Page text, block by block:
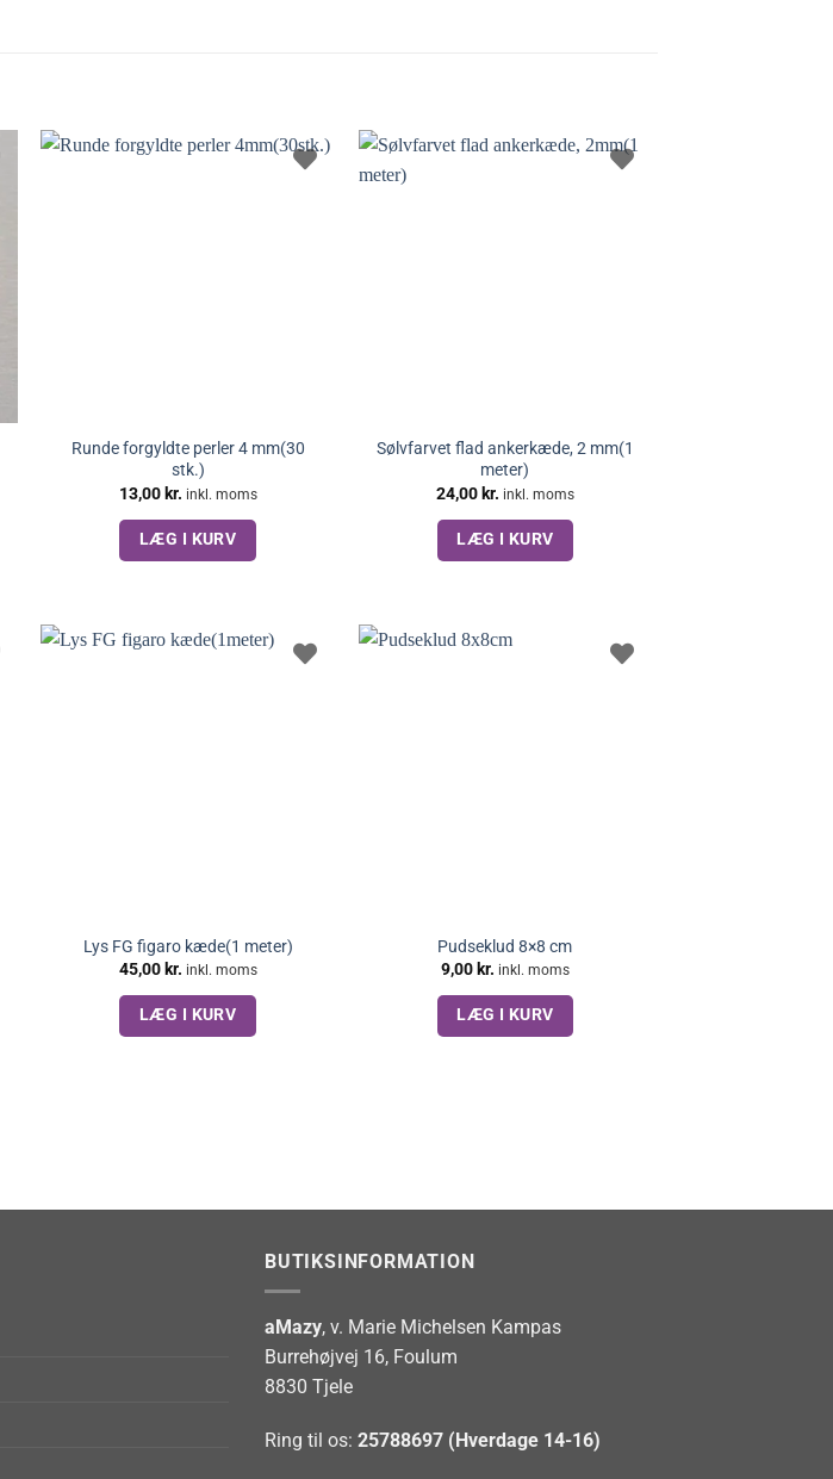
Runde forgyldte perler 4 mm(30
stk.)
13,00 kr. inkl. moms
LÆG I KURV
Sølvfarvet flad ankerkæde, 2 mm(1
meter)
24,00 kr. inkl. moms
LÆG I KURV
Lys FG figaro kæde(1 meter)
45,00 kr. inkl. moms
LÆG I KURV
Pudseklud 8×8 cm
9,00 kr. inkl. moms
LÆG I KURV
BUTIKSINFORMATION
aMazy, v. Marie Michelsen Kampas
Burrehøjvej 16, Foulum
8830 Tjele
Ring til os: 25788697 (Hverdage 14-16)